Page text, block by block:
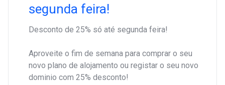
segunda feira!
Desconto de 25% só até segunda feira!
Aproveite o fim de semana para comprar o seu
novo plano de alojamento ou registar o seu novo
dominio com 25% desconto!